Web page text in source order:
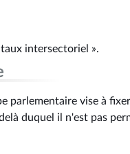
intersectoriel ».
parlementaire vise à
duquel il n'est pas